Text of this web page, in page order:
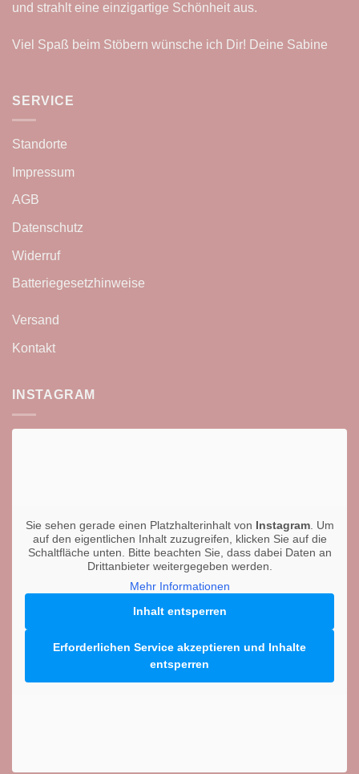
und strahlt eine einzigartige Schönheit aus.
Viel Spaß beim Stöbern wünsche ich Dir! Deine Sabine
SERVICE
Standorte
Impressum
AGB
Datenschutz
Widerruf
Batteriegesetzhinweise
Versand
Kontakt
INSTAGRAM
Sie sehen gerade einen Platzhalterinhalt von Instagram. Um
auf den eigentlichen Inhalt zuzugreifen, klicken Sie auf die
Schaltfläche unten. Bitte beachten Sie, dass dabei Daten an
Drittanbieter weitergegeben werden.
Mehr Informationen
Inhalt entsperren
Erforderlichen Service akzeptieren und Inhalte
entsperren